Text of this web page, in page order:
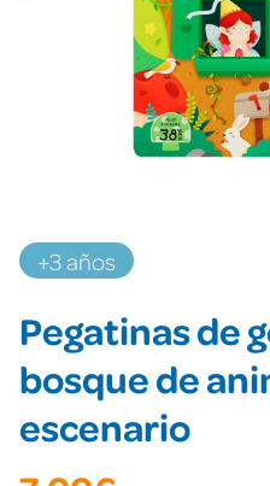
+3 años
Pegatinas de
bosque de
escenario